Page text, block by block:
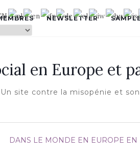
NEWSLETTER
en Europe et
Un site contre la misopénie et
DANS LE MONDE EN EUROPE EN